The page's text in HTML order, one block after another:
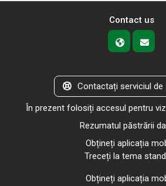
Contact us
Contactați serviciul de
În prezent folosiți accesul pentru
Rezumatul păstrării
Obțineți aplicația
Treceți la tema
Obțineți aplicația